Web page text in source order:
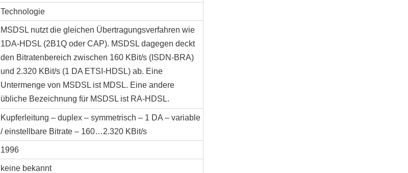
Technologie
MSDSL nutzt die gleichen Übertragungsverfahren wie
1DA-HDSL (2B1Q oder CAP). MSDSL dagegen deckt
den Bitratenbereich zwischen 160 KBit/s (ISDN-BRA)
und 2.320 KBit/s (1 DA ETSI-HDSL) ab. Eine
Untermenge von MSDSL ist MDSL. Eine andere
übliche Bezeichnung für MSDSL ist RA-HDSL.
Kupferleitung – duplex – symmetrisch – 1 DA – variable
/ einstellbare Bitrate – 160…2.320 KBit/s
1996
keine bekannt